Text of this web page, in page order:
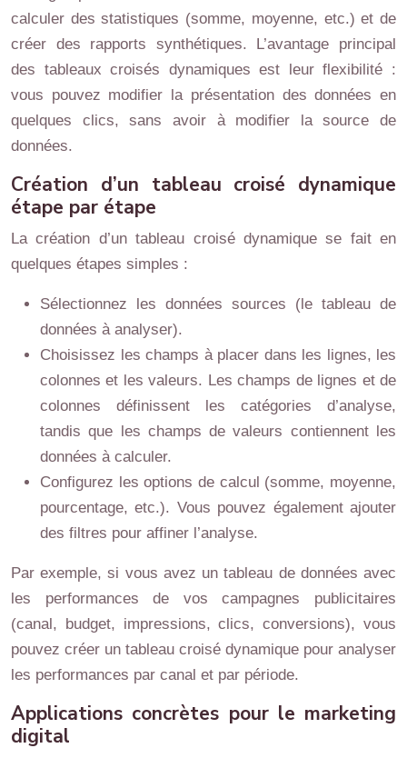
calculer des statistiques (somme, moyenne, etc.) et de
créer des rapports synthétiques. L’avantage principal
des tableaux croisés dynamiques est leur flexibilité :
vous pouvez modifier la présentation des données en
quelques clics, sans avoir à modifier la source de
données.
Création d’un tableau croisé dynamique
étape par étape
La création d’un tableau croisé dynamique se fait en
quelques étapes simples :
Sélectionnez les données sources (le tableau de
données à analyser).
Choisissez les champs à placer dans les lignes, les
colonnes et les valeurs. Les champs de lignes et de
colonnes définissent les catégories d’analyse,
tandis que les champs de valeurs contiennent les
données à calculer.
Configurez les options de calcul (somme, moyenne,
pourcentage, etc.). Vous pouvez également ajouter
des filtres pour affiner l’analyse.
Par exemple, si vous avez un tableau de données avec
les performances de vos campagnes publicitaires
(canal, budget, impressions, clics, conversions), vous
pouvez créer un tableau croisé dynamique pour analyser
les performances par canal et par période.
Applications concrètes pour le marketing
digital